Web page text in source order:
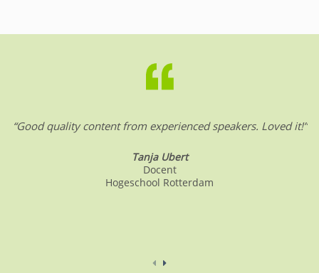
“Good quality content from experienced speakers. Loved it!”
Tanja Ubert
Docent
Hogeschool Rotterdam